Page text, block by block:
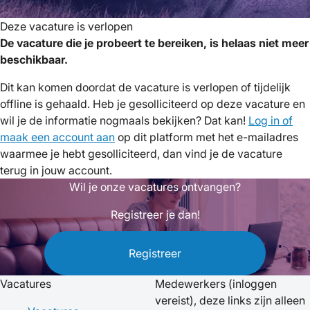
Deze vacature is verlopen
De vacature die je probeert te bereiken, is helaas niet meer
beschikbaar.
Dit kan komen doordat de vacature is verlopen of tijdelijk
offline is gehaald. Heb je gesolliciteerd op deze vacature en
wil je de informatie nogmaals bekijken? Dat kan! Log in of
maak een account aan op dit platform met het e-mailadres
waarmee je hebt gesolliciteerd, dan vind je de vacature
terug in jouw account.
Wil je onze vacatures ontvangen?
Registreer je dan!
Registreer
Vacatures
Medewerkers (inloggen
vereist), deze links zijn alleen